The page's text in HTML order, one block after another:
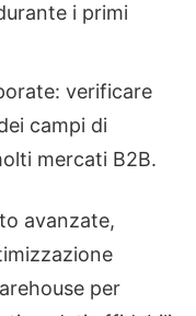
i primi
verificare
campi di
mercati B2B.
avanzate,
per